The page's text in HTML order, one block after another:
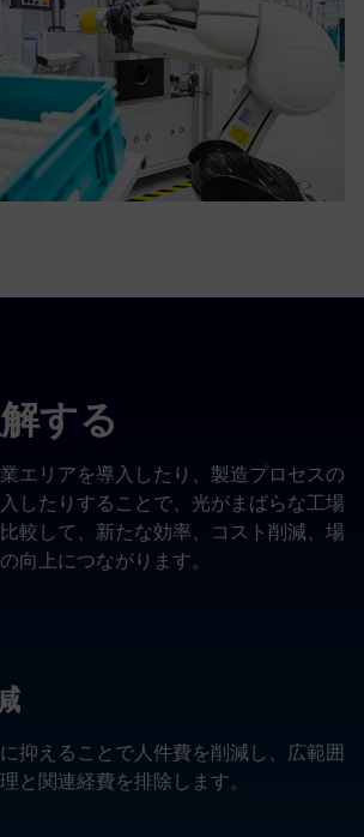
する
エリアを導入したり、製造プロセスの
したりすることで、光がまばらな工場
較して、新たな効率、コスト削減、場
向上につながります。
抑えることで人件費を削減し、広範囲
と関連経費を排除します。